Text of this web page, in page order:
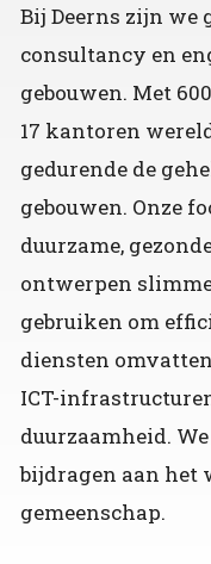
Bij Deerns zijn we
consultancy en
gebouwen. Met
17 kantoren
gedurende de
gebouwen. Onze
duurzame,
ontwerpen
gebruiken om
diensten
ICT-
duurzaamheid.
bijdragen aan het
gemeenschap.